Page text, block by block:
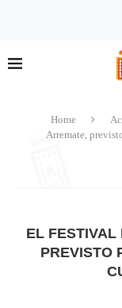
Home
Arremate,
EL FESTIVAL
PREVISTO